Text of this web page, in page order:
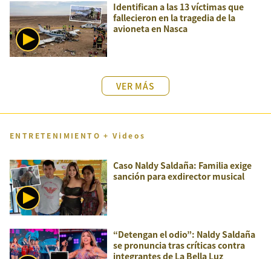
Identifican a las 13 víctimas que
fallecieron en la tragedia de la
avioneta en Nasca
VER MÁS
ENTRETENIMIENTO + Videos
Caso Naldy Saldaña: Familia exige
sanción para exdirector musical
“Detengan el odio”: Naldy Saldaña
se pronuncia tras críticas contra
integrantes de La Bella Luz